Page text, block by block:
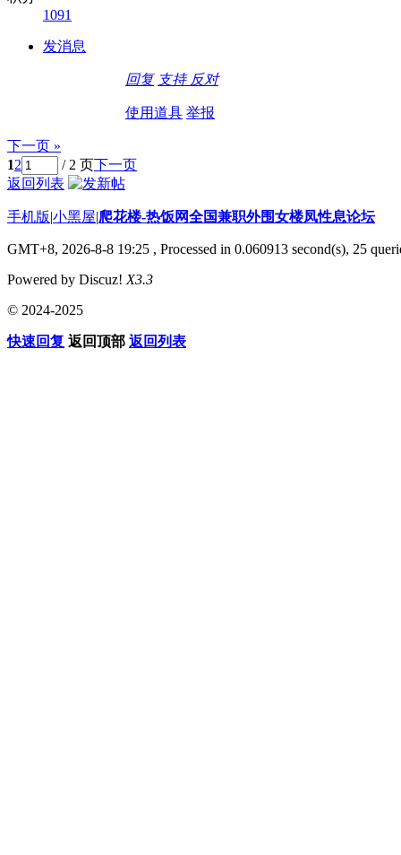
1091
发消息
回复 支持 反对
使用道具 举报
下一页 »
12 / 2 页下一页
返回列表
手机版|小黑屋|爬花楼-热饭网全国兼职外围女楼凤性息论坛
GMT+8, 2026-8-8 19:25 , Processed in 0.060913 second(s), 25
Powered by Discuz! X3.3
© 2024-2025
快速回复 返回顶部 返回列表